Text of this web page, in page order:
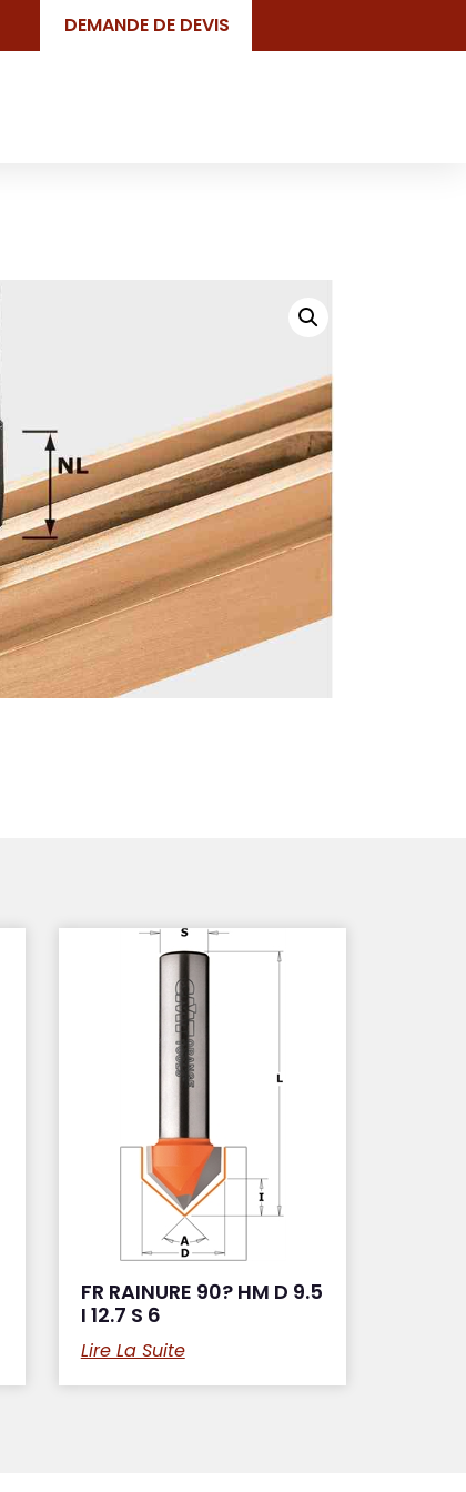
DEMANDE DE DEVIS
FR RAINURE 90? HM D 9.5
I 12.7 S 6
Lire La Suite